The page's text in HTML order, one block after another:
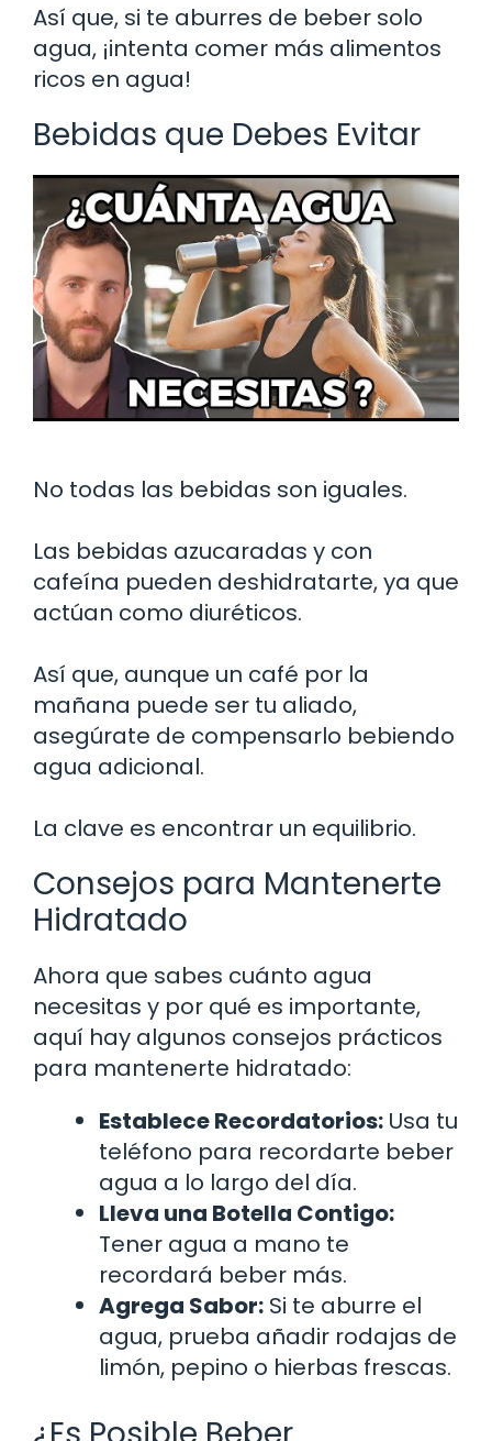
Así que, si te aburres de beber solo
agua, ¡intenta comer más alimentos
ricos en agua!
Bebidas que Debes Evitar
No todas las bebidas son iguales.
Las bebidas azucaradas y con
cafeína pueden deshidratarte, ya que
actúan como diuréticos.
Así que, aunque un café por la
mañana puede ser tu aliado,
asegúrate de compensarlo bebiendo
agua adicional.
La clave es encontrar un equilibrio.
Consejos para Mantenerte
Hidratado
Ahora que sabes cuánto agua
necesitas y por qué es importante,
aquí hay algunos consejos prácticos
para mantenerte hidratado:
Establece Recordatorios: Usa tu
teléfono para recordarte beber
agua a lo largo del día.
Lleva una Botella Contigo:
Tener agua a mano te
recordará beber más.
Agrega Sabor: Si te aburre el
agua, prueba añadir rodajas de
limón, pepino o hierbas frescas.